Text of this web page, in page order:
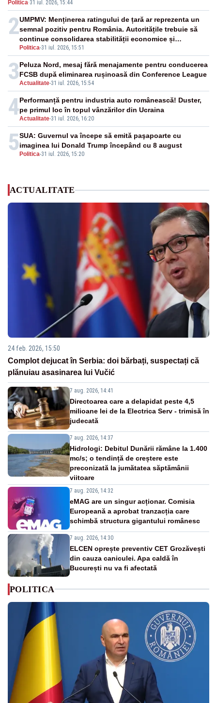
pentru a stinge datoriile pentru vaccinurile Pfizer!”
Politica·31 iul. 2026, 15:44
2
Politica-31 iul. 2026, 15:51
UMPMV: Menținerea ratingului de țară ar reprezenta un
semnal pozitiv pentru România. Autoritățile trebuie să
continue consolidarea stabilității economice și
financiare
3Actualitate-31 iul. 2026, 15:54
Peluza Nord, mesaj fără menajamente pentru conducerea
FCSB după eliminarea rușinoasă din Conference League
4Actualitate-31 iul. 2026, 16:20
Performanță pentru industria auto românească! Duster,
pe primul loc în topul vânzărilor din Ucraina
5 Politica-31 iul. 2026, 15:20
SUA: Guvernul va începe să emită paşapoarte cu
imaginea lui Donald Trump începând cu 8 august
ACTUALITATE
24 feb. 2026, 15:50
Complot dejucat în Serbia: doi bărbați, suspectați că
plănuiau asasinarea lui Vučić
7 aug. 2026, 14:41
Directoarea care a delapidat peste 4,5
milioane lei de la Electrica Serv - trimisă în
judecată
7 aug. 2026, 14:37
Hidrologi: Debitul Dunării rămâne la 1.400
mc/s; o tendință de creștere este
preconizată la jumătatea săptămânii
viitoare
7 aug. 2026, 14:32
eMAG are un singur acționar. Comisia
Europeană a aprobat tranzacția care
schimbă structura gigantului românesc
7 aug. 2026, 14:30
ELCEN oprește preventiv CET Grozăvești
din cauza caniculei. Apa caldă în
București nu va fi afectată
POLITICA